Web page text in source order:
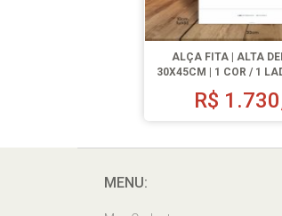
ALÇA FITA | ALTA
30X45CM | 1 COR / 1
R$
MENU: